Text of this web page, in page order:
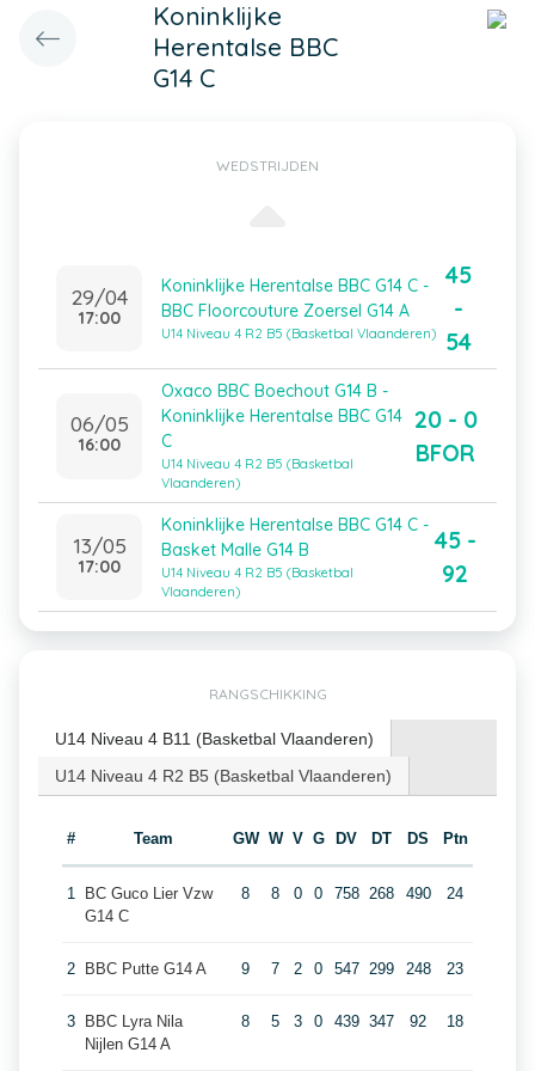
Koninklijke
Herentalse BBC
G14 C
WEDSTRIJDEN
29/04
17:00
Koninklijke Herentalse BBC G14 C -
BBC Floorcouture Zoersel G14 A
U14 Niveau 4 R2 B5 (Basketbal Vlaanderen)
45
-
54
06/05
16:00
Oxaco BBC Boechout G14 B -
Koninklijke Herentalse BBC G14
C
U14 Niveau 4 R2 B5 (Basketbal
Vlaanderen)
20 - 0
BFOR
13/05
17:00
Koninklijke Herentalse BBC G14 C -
Basket Malle G14 B
U14 Niveau 4 R2 B5 (Basketbal
Vlaanderen)
45 -
92
RANGSCHIKKING
U14 Niveau 4 B11 (Basketbal Vlaanderen)
U14 Niveau 4 R2 B5 (Basketbal Vlaanderen)
# Team GW W V G DV DT DS Ptn
1
BC Guco Lier Vzw
G14 C
8 8 0 0 758 268 490 24
2 BBC Putte G14 A 9 7 2 0 547 299 248 23
3
BBC Lyra Nila
Nijlen G14 A
8 5 3 0 439 347 92 18